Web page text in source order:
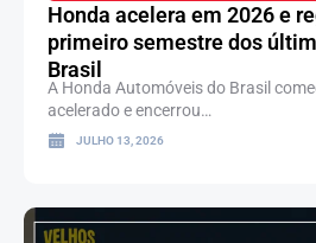
Honda acelera em 2026 e
primeiro semestre dos
Brasil
A Honda Automóveis do Brasil
acelerado e encerrou…
JULHO 13, 2026